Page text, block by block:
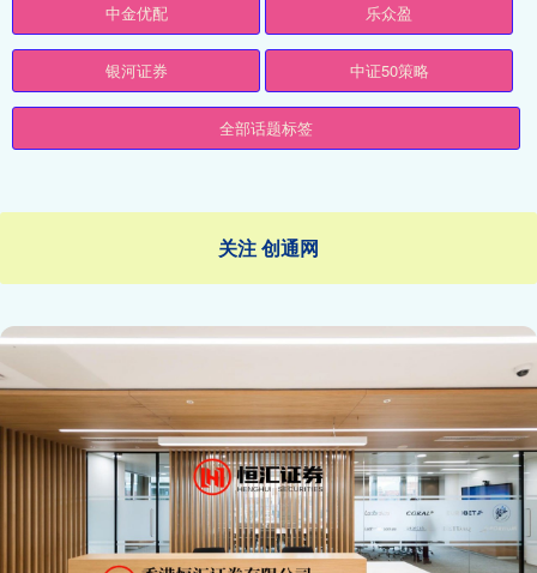
中金优配 乐众盈
银河证券 中证50策略
全部话题标签
关注 创通网